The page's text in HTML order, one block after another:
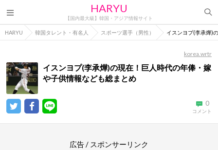
HARYU
【国内最大級】韓国・アジア情報サイト
HARYU 韓国タレント・有名人 スポーツ選手（男性） イスンヨプ(李承燁)
korea.wrtr
イスンヨプ(李承燁)の現在！巨人時代の年俸・嫁
や子供情報なども総まとめ
0
コメント
広告 / スポンサーリンク